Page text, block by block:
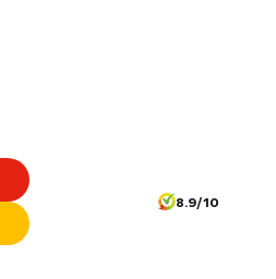
8.9/10